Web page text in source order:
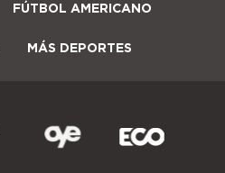
FÚTBOL AMERICANO
MÁS DEPORTES